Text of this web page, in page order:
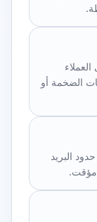
الضخمة أو
البريد
مؤقت.